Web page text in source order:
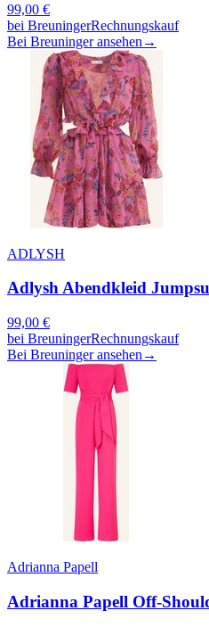
99,00 €
bei BreuningerRechnungskauf
Bei Breuninger ansehen →
ADLYSH
Adlysh Abendkleid
99,00 €
bei BreuningerRechnungskauf
Bei Breuninger ansehen →
Adrianna Papell
Adrianna Papell Off-